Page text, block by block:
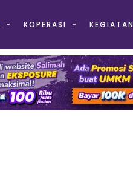
KOPERASI KEGIATAN